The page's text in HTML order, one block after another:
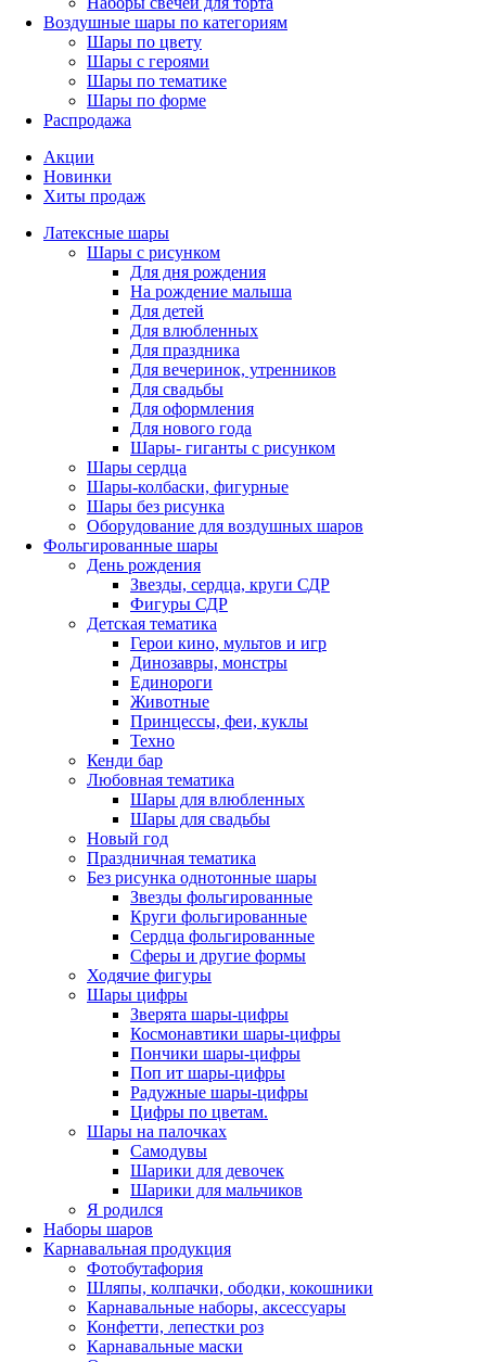
Воздушные шары по категориям
Шары по цвету
Шары с героями
Шары по тематике
Шары по форме
Распродажа
Акции
Новинки
Хиты продаж
Латексные шары
Шары с рисунком
Для дня рождения
На рождение малыша
Для детей
Для влюбленных
Для праздника
Для вечеринок, утренников
Для свадьбы
Для оформления
Для нового года
Шары- гиганты с рисунком
Шары сердца
Шары-колбаски, фигурные
Шары без рисунка
Оборудование для воздушных шаров
Фольгированные шары
День рождения
Звезды, сердца, круги СДР
Фигуры СДР
Детская тематика
Герои кино, мультов и игр
Динозавры, монстры
Единороги
Животные
Принцессы, феи, куклы
Техно
Кенди бар
Любовная тематика
Шары для влюбленных
Шары для свадьбы
Новый год
Праздничная тематика
Без рисунка однотонные шары
Звезды фольгированные
Круги фольгированные
Сердца фольгированные
Сферы и другие формы
Ходячие фигуры
Шары цифры
Зверята шары-цифры
Космонавтики шары-цифры
Пончики шары-цифры
Поп ит шары-цифры
Радужные шары-цифры
Цифры по цветам.
Шары на палочках
Самодувы
Шарики для девочек
Шарики для мальчиков
Я родился
Наборы шаров
Карнавальная продукция
Фотобутафория
Шляпы, колпачки, ободки, кокошники
Карнавальные наборы, аксессуары
Конфетти, лепестки роз
Карнавальные маски